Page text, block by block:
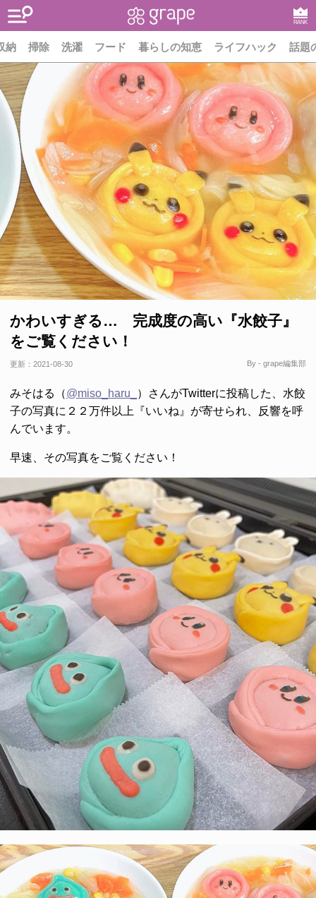
RANK
納 掃除 洗濯 フード 暮らしの知恵 ライフハック 話題
かわいすぎる… 完成度の高い『水餃子』
をご覧ください！
更新： 2021-08-30 By - grape編集部
みそはる（@miso_haru_
）さんがTwitterに投稿した、水餃
子の写真に２２万件以上『いいね』が寄せられ、反響を呼
んでいます。
早速、その写真をご覧ください！